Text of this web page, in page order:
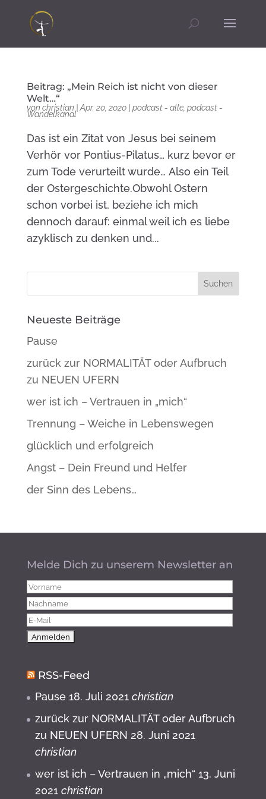
Beitrag: „Mein Reich ist nicht von dieser
Welt…“
von christian |Apr. 20, 2020| podcast - alle, podcast -
Wandelkanal
Das ist ein Zitat von Jesus bei seinem
Verhör vor Pontius-Pilatus… kurz bevor er
zum Tode verurteilt wurde… Also ein Teil
der Ostergeschichte.Obwohl Ostern
schon vorbei ist, beziehe ich mich
dennoch darauf: einmal weil ich es liebe
azyklisch zu denken und...
Neueste Beiträge
Pause
zurück zur NORMALITÄT oder Aufbruch
zu NEUEN UFERN
wer ist ich – Vertrauen in „mich“
Trennung – Weiche in Lebenswegen
glücklich und erfolgreich
Angst – Dein Freund und Helfer
der Sinn des Lebens…
Melde Dich zu unserem Newsletter an
RSS-Feed
Pause 18. Juli 2021 christian
zurück zur NORMALITÄT oder Aufbruch
zu NEUEN UFERN 28. Juni 2021
christian
wer ist ich – Vertrauen in „mich“ 13. Juni
2021 christian